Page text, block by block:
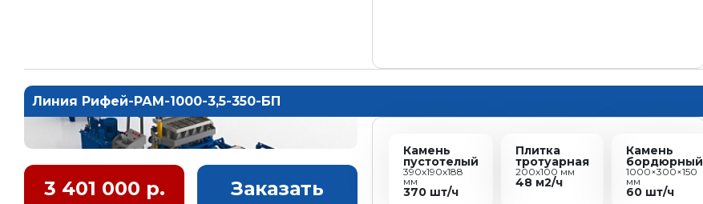
Линия Рифей-РАМ-1000-3,5-350-БП
3 401 000 р. Заказать
Камень
пустотелый
390х190х188
мм
370 шт/ч
Плитка
тротуарная
200х100 мм
48 м2/ч
Камень
бордюрный
1000×300×150
мм
60 шт/ч